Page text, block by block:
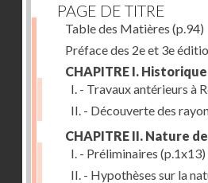
PAGE DE TITRE
Table des Matières (p.94)
Préface des 2e et 3e
CHAPITRE I. Historique
I. - Travaux antérieurs à
II. - Découverte des
CHAPITRE II. Nature
I. - Préliminaires (p.1x13)
II. - Hypothèses sur la